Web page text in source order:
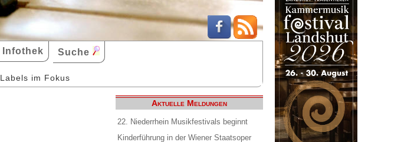
Infothek Suche
Labels im Fokus
Aktuelle Meldungen
22. Niederrhein Musikfestivals beginnt
Kinderführung in der Wiener Staatsoper